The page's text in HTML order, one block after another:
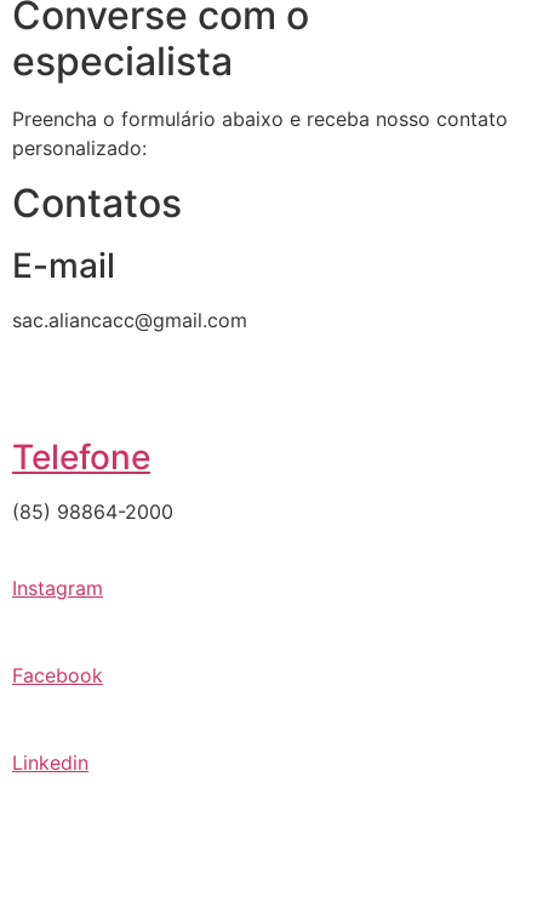
Converse com o
especialista
Preencha o formulário abaixo e receba nosso contato
personalizado:
Contatos
E-mail
sac.aliancacc@gmail.com
Telefone
(85) 98864-2000
Instagram
Facebook
Linkedin